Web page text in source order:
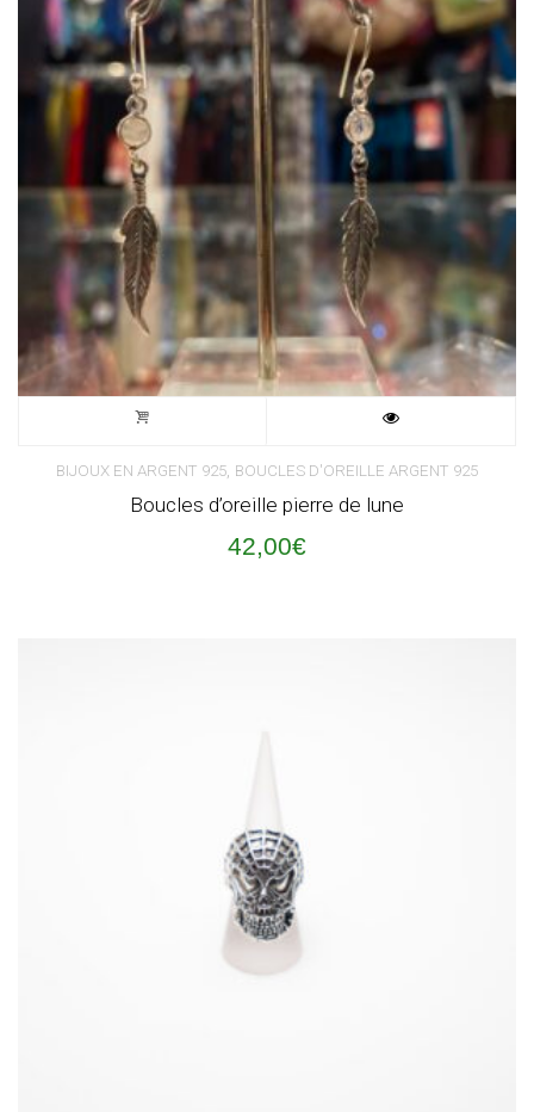
BIJOUX EN ARGENT 925, BOUCLES D'OREILLE ARGENT 925
Boucles d’oreille pierre de lune
42,00€